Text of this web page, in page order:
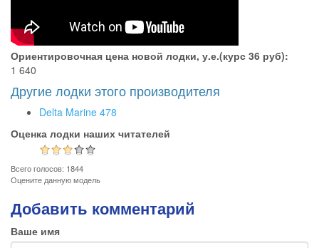
Ориентировочная цена новой лодки, у.е.(курс 36 руб):
1 640
Другие лодки этого производителя
Delta Marine 478
Оценка лодки наших читателей
Всего голосов: 1844
Оцените данную модель
Добавить комментарий
Ваше имя